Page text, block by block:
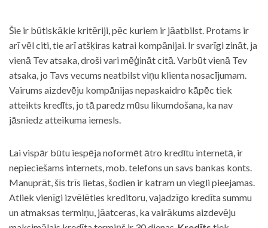
Šie ir būtiskākie kritēriji, pēc kuriem ir jāatbilst. Protams ir
arī vēl citi, tie arī atšķiras katrai kompānijai. Ir svarīgi zināt, ja
vienā Tev atsaka, droši vari mēģināt citā. Varbūt vienā Tev
atsaka, jo Tavs vecums neatbilst viņu klienta nosacījumam.
Vairums aizdevēju kompānijas nepaskaidro kāpēc tiek
atteikts kredīts, jo tā paredz mūsu likumdošana, ka nav
jāsniedz atteikuma iemesls.
Lai vispār būtu iespēja noformēt ātro kredītu internetā, ir
nepieciešams internets, mob. telefons un savs bankas konts.
Manuprāt, šīs trīs lietas, šodien ir katram un viegli pieejamas.
Atliek vienīgi izvēlēties kreditoru, vajadzīgo kredīta summu
un atmaksas termiņu, jāatceras, ka vairākums aizdevēju